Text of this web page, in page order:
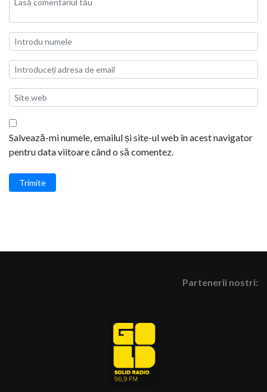
Salvează-mi numele, emailul și site-ul web în acest navigator
pentru data viitoare când o să comentez.
Trimite
Partenerii nostri: